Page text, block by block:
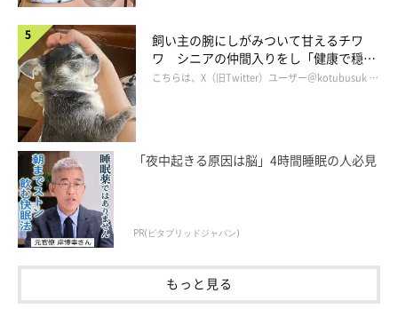
体型のコだったそう。
飼い主さんの家は5人家族だそうですが、「みんなが帰ってくる
たびにしっぽをフリフリさせて喜んでいた」 という愛らしい姿を
見せていたそうです。
飼い主の腕にしがみついて甘えるチワ
ワ シニアの仲間入りをし「健康で穏や
かな暮らしが続いてほしい」と願う
こちらは、X（旧Twitter）ユーザー＠kotubusuk …
「夜中起きる原因は脳」4時間睡眠の人必見
PR(ビタブリッドジャパン)
もっと見る